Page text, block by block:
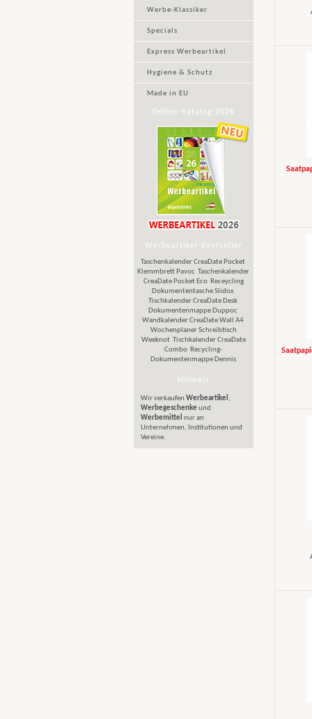
Werbe-Klassiker
Specials
Express Werbeartikel
Hygiene & Schutz
Made in EU
Online-Katalog 2026
Werbeartikel-Bestseller
Taschenkalender CreaDate Pocket
Klemmbrett Pavoc Taschenkalender
CreaDate Pocket Eco Receycling
Dokumententasche Slidox
Tischkalender CreaDate Desk
Dokumentenmappe Duppoc
Wandkalender CreaDate Wall A4
Wochenplaner Schreibtisch
Weeknot Tischkalender CreaDate
Combo Recycling-
Dokumentenmappe Dennis
Hinweis
Wir verkaufen Werbeartikel ,
Werbegeschenkeund
Werbemittel nur an
Unternehmen, Institutionen und
Vereine.